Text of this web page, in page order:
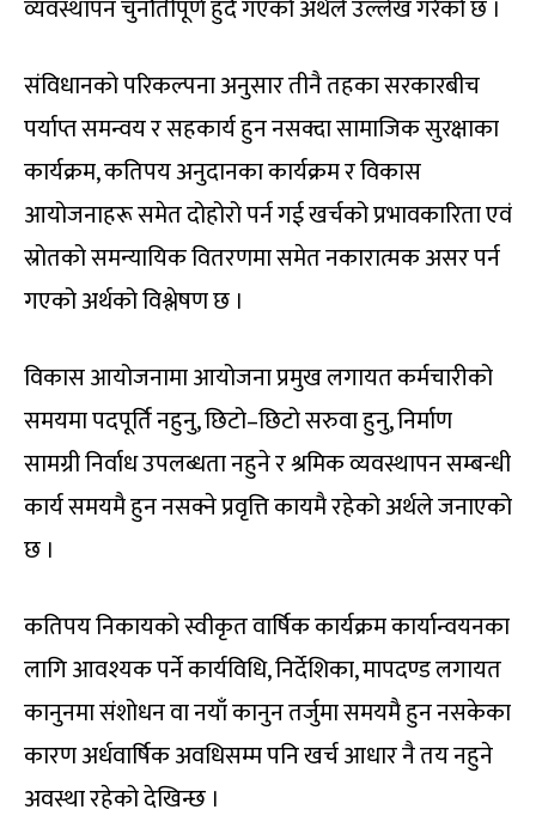
व्यवस्थापन चुनौतीपूर्ण हुँदै गएको अर्थले उल्लेख गरेको छ ।
संविधानको परिकल्पना अनुसार तीनै तहका सरकारबीच
पर्याप्त समन्वय र सहकार्य हुन नसक्दा सामाजिक सुरक्षाका
कार्यक्रम, कतिपय अनुदानका कार्यक्रम र विकास
आयोजनाहरू समेत दोहोरो पर्न गई खर्चको प्रभावकारिता एवं
स्रोतको समन्यायिक वितरणमा समेत नकारात्मक असर पर्न
गएको अर्थको विश्लेषण छ ।
विकास आयोजनामा आयोजना प्रमुख लगायत कर्मचारीको
समयमा पदपूर्ति नहुनु, छिटो–छिटो सरुवा हुनु, निर्माण
सामग्री निर्वाध उपलब्धता नहुने र श्रमिक व्यवस्थापन सम्बन्धी
कार्य समयमै हुन नसक्ने प्रवृत्ति कायमै रहेको अर्थले जनाएको
छ ।
कतिपय निकायको स्वीकृत वार्षिक कार्यक्रम कार्यान्वयनका
लागि आवश्यक पर्ने कार्यविधि, निर्देशिका, मापदण्ड लगायत
कानुनमा संशोधन वा नयाँ कानुन तर्जुमा समयमै हुन नसकेका
कारण अर्धवार्षिक अवधिसम्म पनि खर्च आधार नै तय नहुने
अवस्था रहेको देखिन्छ ।